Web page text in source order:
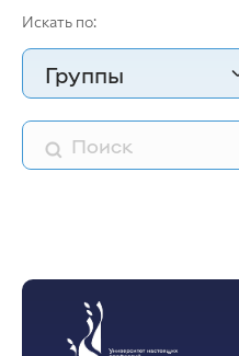
Искать по:
Группы